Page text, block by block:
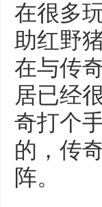
在很多
助红野
在与传
居已经
奇打个
的，传
阵。